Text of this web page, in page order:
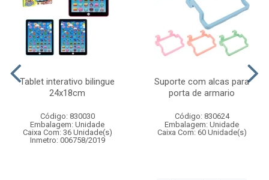
Tablet interativo bilingue
24x18cm
Código: 830030
Embalagem: Unidade
Caixa Com: 36 Unidade(s)
Inmetro: 006758/2019
Suporte com alcas para
porta de armario
Código: 830624
Embalagem: Unidade
Caixa Com: 60 Unidade(s)